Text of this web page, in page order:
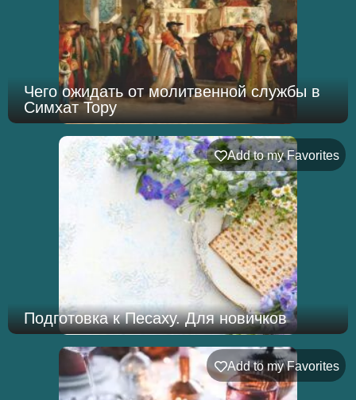
Чего ожидать от молитвенной службы в
Симхат Тору
Add to my Favorites
Подготовка к Песаху. Для новичков
Add to my Favorites